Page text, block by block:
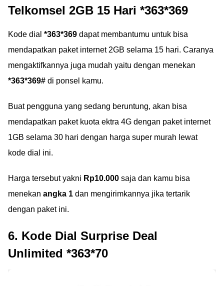
Telkomsel 2GB 15 Hari *363*369
Kode dial *363*369 dapat membantumu untuk bisa
mendapatkan paket internet 2GB selama 15 hari. Caranya
mengaktifkannya juga mudah yaitu dengan menekan
*363*369# di ponsel kamu.
Buat pengguna yang sedang beruntung, akan bisa
mendapatkan paket kuota ektra 4G dengan paket internet
1GB selama 30 hari dengan harga super murah lewat
kode dial ini.
Harga tersebut yakni Rp10.000 saja dan kamu bisa
menekan angka 1 dan mengirimkannya jika tertarik
dengan paket ini.
6. Kode Dial Surprise Deal
Unlimited *363*70